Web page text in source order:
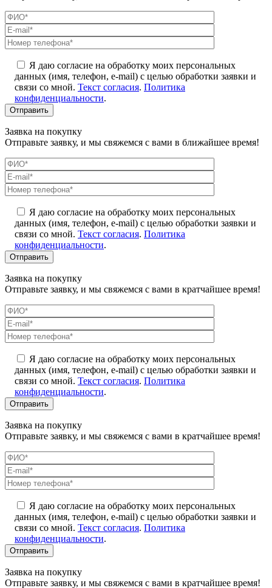
Я даю согласие на обработку моих персональных
данных (имя, телефон, e-mail) с целью обработки заявки и
связи со мной. Текст согласия. Политика
конфиденциальности.
Заявка на покупку
Отправьте заявку, и мы свяжемся с вами в ближайшее время!
Я даю согласие на обработку моих персональных
данных (имя, телефон, e-mail) с целью обработки заявки и
связи со мной. Текст согласия. Политика
конфиденциальности.
Заявка на покупку
Отправьте заявку, и мы свяжемся с вами в кратчайшее время!
Я даю согласие на обработку моих персональных
данных (имя, телефон, e-mail) с целью обработки заявки и
связи со мной. Текст согласия. Политика
конфиденциальности.
Заявка на покупку
Отправьте заявку, и мы свяжемся с вами в кратчайшее время!
Я даю согласие на обработку моих персональных
данных (имя, телефон, e-mail) с целью обработки заявки и
связи со мной. Текст согласия. Политика
конфиденциальности.
Заявка на покупку
Отправьте заявку, и мы свяжемся с вами в кратчайшее время!